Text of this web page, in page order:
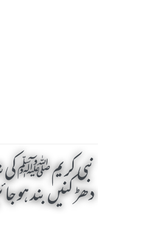
نبی کریم ﷺ کی
دھڑکنیں بند ہو